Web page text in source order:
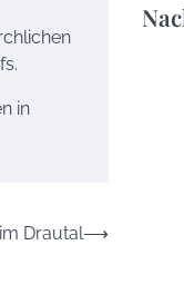
in
Drautal⟶